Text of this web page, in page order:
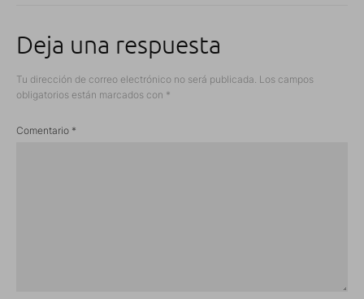
Deja una respuesta
Tu dirección de correo electrónico no será publicada. Los campos
obligatorios están marcados con *
Comentario *